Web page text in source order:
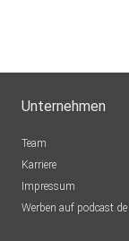
Unternehmen
Team
Karriere
Impressum
Werben auf podcast.de